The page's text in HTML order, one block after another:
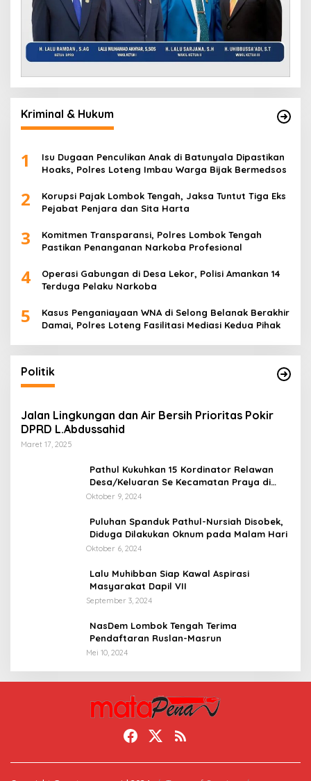
Kriminal & Hukum
1
Isu Dugaan Penculikan Anak di Batunyala Dipastikan
Hoaks, Polres Loteng Imbau Warga Bijak Bermedsos
2
Korupsi Pajak Lombok Tengah, Jaksa Tuntut Tiga Eks
Pejabat Penjara dan Sita Harta
3
Komitmen Transparansi, Polres Lombok Tengah
Pastikan Penanganan Narkoba Profesional
4
Operasi Gabungan di Desa Lekor, Polisi Amankan 14
Terduga Pelaku Narkoba
5
Kasus Penganiayaan WNA di Selong Belanak Berakhir
Damai, Polres Loteng Fasilitasi Mediasi Kedua Pihak
Politik
Jalan Lingkungan dan Air Bersih Prioritas Pokir
DPRD L.Abdussahid
Maret 17, 2025
Pathul Kukuhkan 15 Kordinator Relawan
Desa/Keluaran Se Kecamatan Praya di
Posko Induk
Oktober 9, 2024
Puluhan Spanduk Pathul-Nursiah Disobek,
Diduga Dilakukan Oknum pada Malam Hari
Oktober 6, 2024
Lalu Muhibban Siap Kawal Aspirasi
Masyarakat Dapil VII
September 3, 2024
NasDem Lombok Tengah Terima
Pendaftaran Ruslan-Masrun
Mei 10, 2024